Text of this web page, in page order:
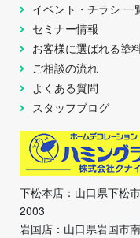
イベント・チラシ 一
セミナー情報
お客様に選ばれる塗
ご相談の流れ
よくある質問
スタッフブログ
下松本店：山口県下松
2003
岩国店：山口県岩国市